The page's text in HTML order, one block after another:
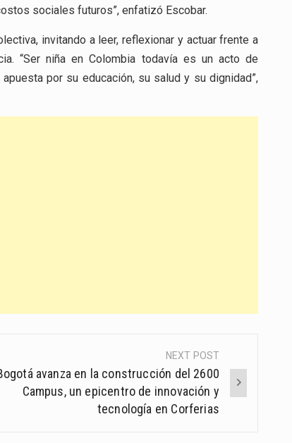
sociales futuros”, enfatizó Escobar.
invitando a leer, reflexionar y actuar frente a
“Ser niña en Colombia todavía es un acto de
por su educación, su salud y su dignidad”,
NEXT POST
avanza en la construcción del 2600
Campus, un epicentro de innovación y
tecnología en Corferias